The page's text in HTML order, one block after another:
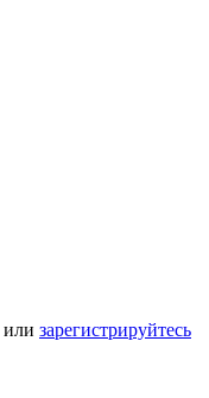
или зарегистрируйтесь